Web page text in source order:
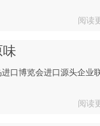
阅读
口博览会进口源头企业
阅读